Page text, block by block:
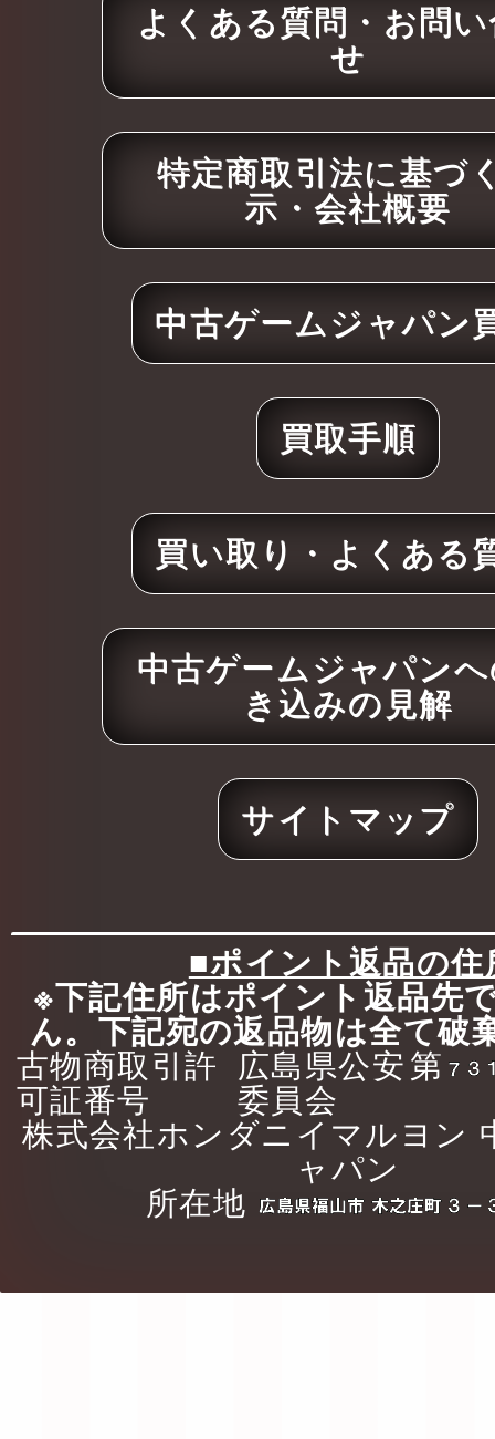
よくある質問・お問
せ
特定商取引法に基づ
示・会社概要
中古ゲームジャパン
買取手順
買い取り・よくある
中古ゲームジャパン
き込みの見解
サイトマップ
■ポイント返品の住
※下記住所はポイント返品先
ん。下記宛の返品物は全て破
古物商取引許
可証番号
広島県公安
委員会
第
株式会社ホンダニイマルヨン
ャパン
所在地